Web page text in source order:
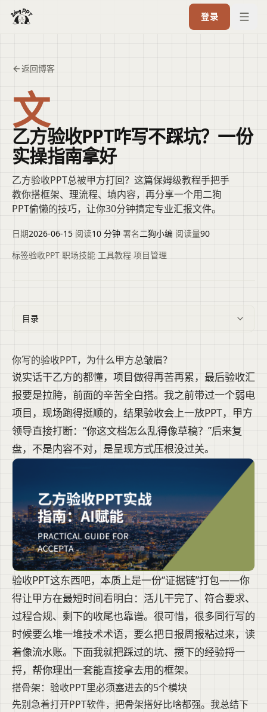
登录
返回博客
文
乙方验收PPT咋写不踩坑？一份
实操指南拿好
乙方验收PPT总被甲方打回？这篇保姆级教程手把手
教你搭框架、理流程、填内容，再分享一个用二狗
PPT偷懒的技巧，让你30分钟搞定专业汇报文件。
日期2026-06-15 阅读10 分钟 署名二狗小编 阅读量90
标签验收PPT 职场技能 工具教程 项目管理
目录
你写的验收PPT，为什么甲方总皱眉？
说实话干乙方的都懂，项目做得再苦再累，最后验收汇
报要是拉胯，前面的辛苦全白搭。我之前带过一个弱电
项目，现场跑得挺顺的，结果验收会上一放PPT，甲方
领导直接打断：“你这文档怎么乱得像草稿？”后来复
盘，不是内容不对，是呈现方式压根没过关。
验收PPT这东西吧，本质上是一份“证据链”打包——你
得让甲方在最短时间看明白：活儿干完了、符合要求、
过程合规、剩下的收尾也靠谱。很可惜，很多同行写的
时候要么堆一堆技术术语，要么把日报周报粘过来，读
着像流水账。下面我就把踩过的坑、攒下的经验捋一
捋，帮你理出一套能直接拿去用的框架。
搭骨架：验收PPT里必须塞进去的5个模块
先别急着打开PPT软件，把骨架搭好比啥都强。我总结下